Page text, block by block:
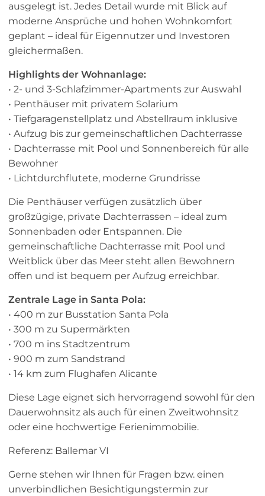
ausgelegt ist. Jedes Detail wurde mit Blick auf
moderne Ansprüche und hohen Wohnkomfort
geplant – ideal für Eigennutzer und Investoren
gleichermaßen.
Highlights der Wohnanlage:
• 2- und 3-Schlafzimmer-Apartments zur Auswahl
• Penthäuser mit privatem Solarium
• Tiefgaragenstellplatz und Abstellraum inklusive
• Aufzug bis zur gemeinschaftlichen Dachterrasse
• Dachterrasse mit Pool und Sonnenbereich für alle
Bewohner
• Lichtdurchflutete, moderne Grundrisse
Die Penthäuser verfügen zusätzlich über
großzügige, private Dachterrassen – ideal zum
Sonnenbaden oder Entspannen. Die
gemeinschaftliche Dachterrasse mit Pool und
Weitblick über das Meer steht allen Bewohnern
offen und ist bequem per Aufzug erreichbar.
Zentrale Lage in Santa Pola:
• 400 m zur Busstation Santa Pola
• 300 m zu Supermärkten
• 700 m ins Stadtzentrum
• 900 m zum Sandstrand
• 14 km zum Flughafen Alicante
Diese Lage eignet sich hervorragend sowohl für den
Dauerwohnsitz als auch für einen Zweitwohnsitz
oder eine hochwertige Ferienimmobilie.
Referenz: Ballemar VI
Gerne stehen wir Ihnen für Fragen bzw. einen
unverbindlichen Besichtigungstermin zur